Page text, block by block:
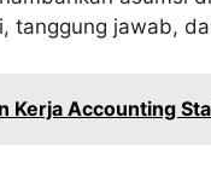
tanggung jawab,
Kerja Accounting